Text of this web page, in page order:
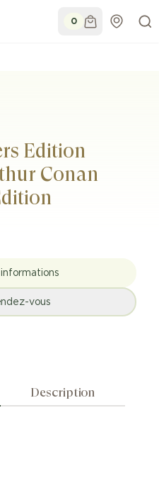
0
Edition
Conan
vous
Description